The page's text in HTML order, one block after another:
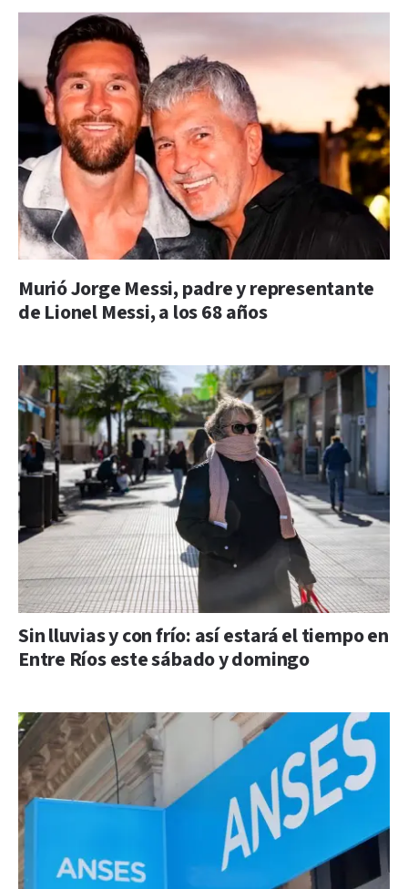
Murió Jorge Messi, padre y representante
de Lionel Messi, a los 68 años
Sin lluvias y con frío: así estará el tiempo en
Entre Ríos este sábado y domingo